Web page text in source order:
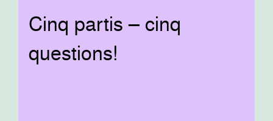
Cinq partis – cinq
questions!